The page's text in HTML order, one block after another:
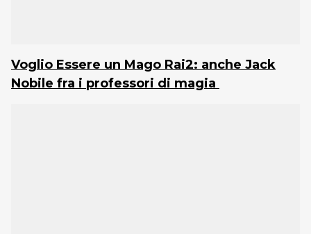
Voglio Essere un Mago Rai2: anche Jack
Nobile fra i professori di magia